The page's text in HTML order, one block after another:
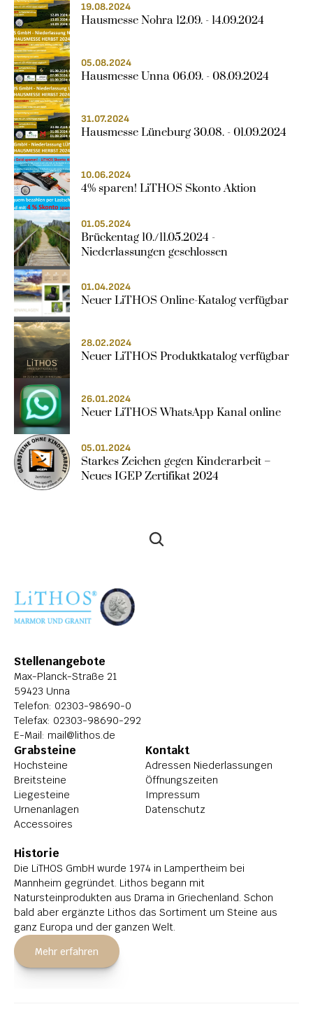
19.08.2024
Hausmesse Nohra 12.09. - 14.09.2024
05.08.2024
Hausmesse Unna 06.09. - 08.09.2024
31.07.2024
Hausmesse Lüneburg 30.08. - 01.09.2024
10.06.2024
4% sparen! LiTHOS Skonto Aktion
01.05.2024
Brückentag 10./11.05.2024 -
Niederlassungen geschlossen
01.04.2024
Neuer LiTHOS Online-Katalog verfügbar
28.02.2024
Neuer LiTHOS Produktkatalog verfügbar
26.01.2024
Neuer LiTHOS WhatsApp Kanal online
05.01.2024
Starkes Zeichen gegen Kinderarbeit –
Neues IGEP Zertifikat 2024
Stellenangebote
Max-Planck-Straße 21
59423 Unna
Telefon: 02303-98690-0
Telefax: 02303-98690-292
E-Mail: mail@lithos.de
Grabsteine
Hochsteine
Breitsteine
Liegesteine
Urnenanlagen
Accessoires
Kontakt
Adressen Niederlassungen
Öffnungszeiten
Impressum
Datenschutz
Historie
Die LiTHOS GmbH wurde 1974 in Lampertheim bei
Mannheim gegründet. Lithos begann mit
Natursteinprodukten aus Drama in Griechenland. Schon
bald aber ergänzte Lithos das Sortiment um Steine aus
ganz Europa und der ganzen Welt.
Mehr erfahren